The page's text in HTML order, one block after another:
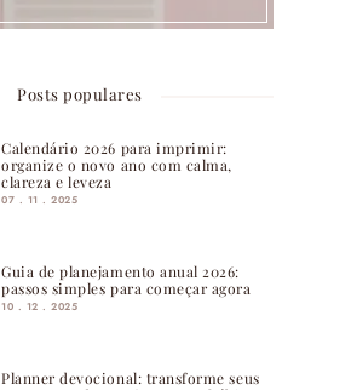
Posts populares
Calendário 2026 para imprimir:
organize o novo ano com calma,
clareza e leveza
07 . 11 . 2025
Guia de planejamento anual 2026:
passos simples para começar agora
10 . 12 . 2025
Planner devocional: transforme seus